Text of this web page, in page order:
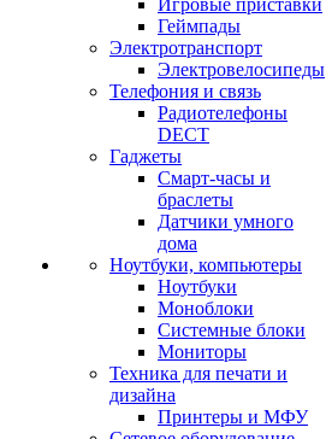
Игровые приставки
Геймпады
Электротранспорт
Электровелосипеды
Телефония и связь
Радиотелефоны
DECT
Гаджеты
Смарт-часы и
браслеты
Датчики умного
дома
Ноутбуки, компьютеры
Ноутбуки
Моноблоки
Системные блоки
Мониторы
Техника для печати и
дизайна
Принтеры и МФУ